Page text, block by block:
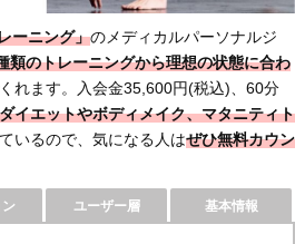
ーニング」のメディカルパーソナルジ
類のトレーニングから理想の状態に合わ
くれます。入会金35,600円(税込)、60分
ダイエットやボディメイク、マタニティト
いるので、気になる人はぜひ無料カウン
ユーザー層 基本情報